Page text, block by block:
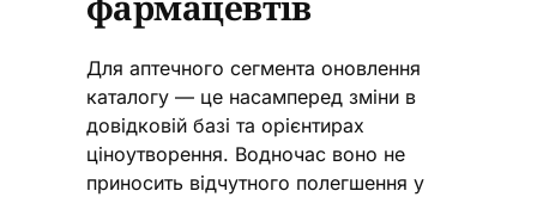
Для аптечного сегмента оновлення
каталогу — це насамперед зміни в
довідковій базі та орієнтирах
ціноутворення. Водночас воно не
приносить відчутного полегшення у